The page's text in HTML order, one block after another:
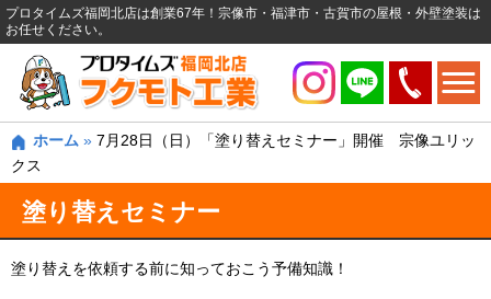
プロタイムズ福岡北店は創業67年！宗像市・福津市・古賀市の屋根・外壁塗装は
お任せください。
ホーム » 7月28日（日）「塗り替えセミナー」開催 宗像ユリッ
クス
塗り替えセミナー
塗り替えを依頼する前に知っておこう予備知識！